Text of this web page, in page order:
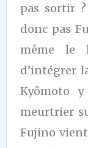
pas sortir
donc pas
même le
d’intégrer
Kyômoto
meurtrier
Fujino vient